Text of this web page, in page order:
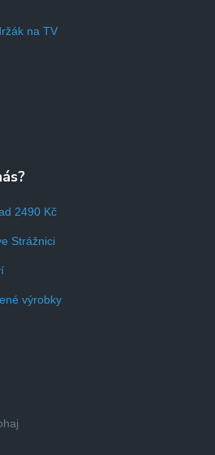
na TV
2490 Kč
Strážnici
výrobky